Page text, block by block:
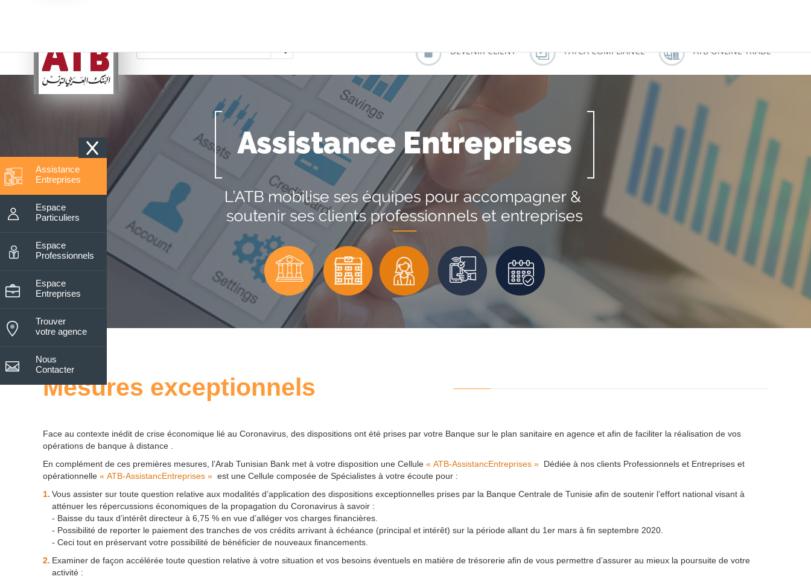
Assistance
Entreprises
Espace
Particuliers
Espace
Professionnels
Espace
Entreprises
Trouver
votre agence
Nous
Contacter
ATB ONLINE TRADE
FATCA COMPLIANCE
DEVENIR CLIENT
Mesures exceptionnels
Face au contexte inédit de crise économique lié au Coronavirus, des dispositions ont été prises par votre Banque sur le plan sanitaire en agence et afin de faciliter la réalisation de vos
opérations de banque à distance .
En complément de ces premières mesures, l’Arab Tunisian Bank met à votre disposition une Cellule « ATB-AssistancEntreprises » Dédiée à nos clients Professionnels et Entreprises et
opérationnelle « ATB-AssistancEntreprises » est une Cellule composée de Spécialistes à votre écoute pour :
Vous assister sur toute question relative aux modalités d’application des dispositions exceptionnelles prises par la Banque Centrale de Tunisie afin de soutenir l’effort national visant à
atténuer les répercussions économiques de la propagation du Coronavirus à savoir :
- Baisse du taux d’intérêt directeur à 6,75 % en vue d’alléger vos charges financières.
- Possibilité de reporter le paiement des tranches de vos crédits arrivant à échéance (principal et intérêt) sur la période allant du 1er mars à fin septembre 2020.
- Ceci tout en préservant votre possibilité de bénéficier de nouveaux financements.
Examiner de façon accélérée toute question relative à votre situation et vos besoins éventuels en matière de trésorerie afin de vous permettre d’assurer au mieux la poursuite de votre
activité :